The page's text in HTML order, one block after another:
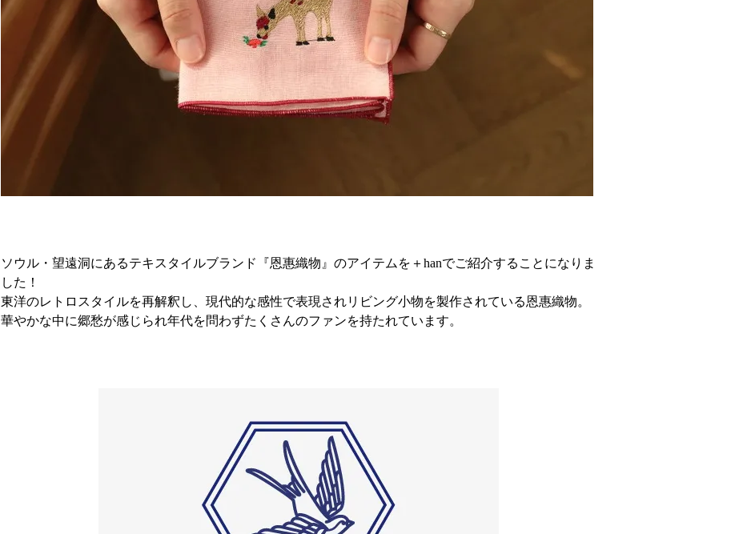
ソウル・望遠洞にあるテキスタイルブランド『恩惠織物』のアイテムを＋hanでご紹介することになりま
した！
東洋のレトロスタイルを再解釈し、現代的な感性で表現されリビング小物を製作されている恩惠織物。
華やかな中に郷愁が感じられ年代を問わずたくさんのファンを持たれています。